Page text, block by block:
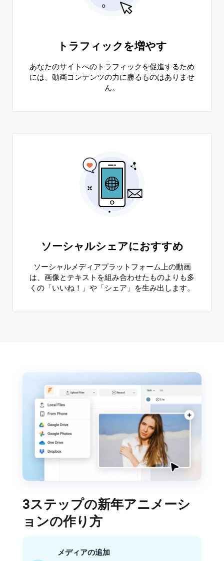
トラフィックを増やす
あなたのサイトへのトラフィックを促進するため
には、動画コンテンツの力に勝るものはありませ
ん。
ソーシャルシェアにおすすめ
ソーシャルメディアプラットフォーム上の動画
は、画像とテキストを組み合わせたものよりも多
くの「いいね！」や「シェア」を生み出します。
3ステップの新年アニメーシ
ョンの作り方
メディアの追加